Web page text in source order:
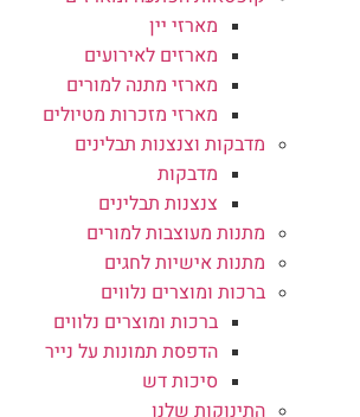
מארזי יין
מארזים לאירועים
מארזי מתנה למורים
מארזי מזכרות מטיולים
מדבקות וצנצנות תבלינים
מדבקות
צנצנות תבלינים
מתנות מעוצבות למורים
מתנות אישיות לחגים
ברכות ומוצרים נלווים
ברכות ומוצרים נלווים
הדפסת תמונות על נייר
סיכות דש
התינוקות שלנו